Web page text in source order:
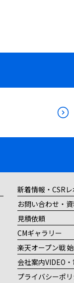
新着情報・CSR
お問い合わせ・
見積依頼
CMギャラリー
楽天オープン戦
会社案内VIDEO
プライバシーポ